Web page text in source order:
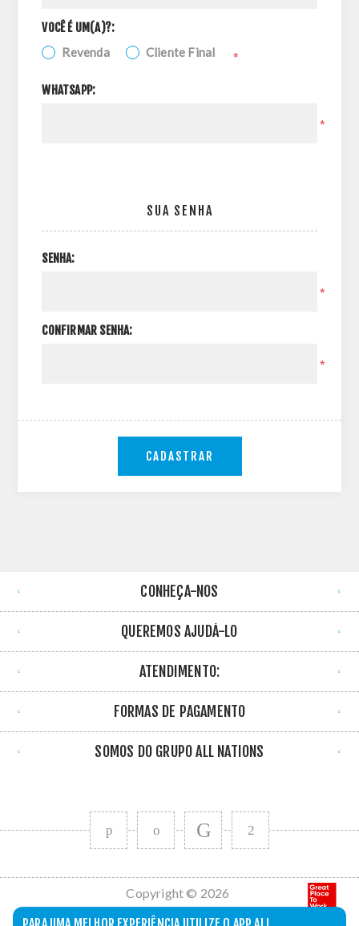
VOCÊ É UM(A)?:
Revenda Cliente Final *
WHATSAPP:
*
SUA SENHA
SENHA:
*
CONFIRMAR SENHA:
*
CADASTRAR
CONHEÇA-NOS
QUEREMOS AJUDÁ-LO
ATENDIMENTO:
FORMAS DE PAGAMENTO
SOMOS DO GRUPO ALL NATIONS
Copyright © 2026
All Nations. Todos